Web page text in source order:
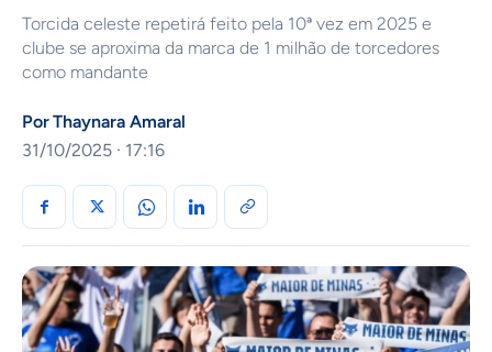
Torcida celeste repetirá feito pela 10ª vez em 2025 e
clube se aproxima da marca de 1 milhão de torcedores
como mandante
PorThaynara Amaral
31/10/2025 · 17:16